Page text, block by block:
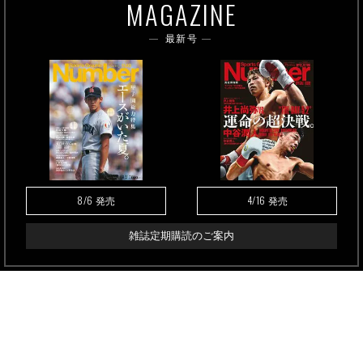
MAGAZINE
最新号
8/6 発売 4/16 発売
雑誌定期購読のご案内